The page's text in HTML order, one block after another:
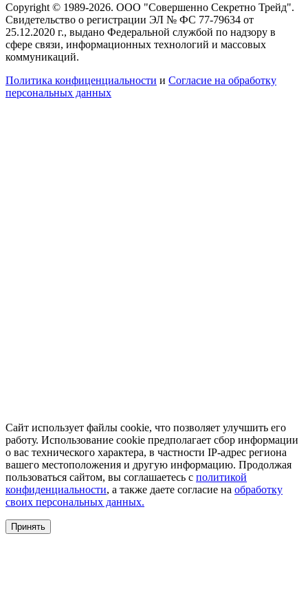
Copyright © 1989-2026. ООО "Совершенно Секретно Трейд".
Свидетельство о регистрации ЭЛ № ФС 77-79634 от
25.12.2020 г., выдано Федеральной службой по надзору в
сфере связи, информационных технологий и массовых
коммуникаций.
Политика конфиценциальности и Согласие на обработку
персональных данных
Сайт использует файлы cookie, что позволяет улучшить его
работу. Использование cookie предполагает сбор информации
о вас технического характера, в частности IP-адрес региона
вашего местоположения и другую информацию. Продолжая
пользоваться сайтом, вы соглашаетесь с политикой
конфиденциальности, а также даете согласие на обработку
своих персональных данных.
Принять